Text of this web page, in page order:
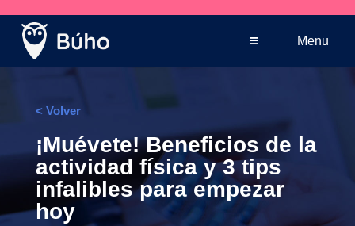
Venta telefónica +569 5005 3590 Menu
< Volver
¡Muévete! Beneficios de la
actividad física y 3 tips
infalibles para empezar
hoy